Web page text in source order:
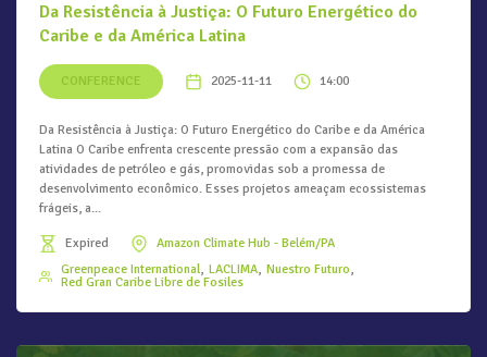
Da Resistência à Justiça: O Futuro Energético do
Caribe e da América Latina
CONFERENCE 2025-11-11 14:00
Da Resistência à Justiça: O Futuro Energético do Caribe e da América
Latina O Caribe enfrenta crescente pressão com a expansão das
atividades de petróleo e gás, promovidas sob a promessa de
desenvolvimento econômico. Esses projetos ameaçam ecossistemas
frágeis, a...
Expired
Amazon Climate Hub - Belém/PA
Greenpeace International LACLIMA Nuestro Futuro
Red Gran Caribe Libre de Fosiles